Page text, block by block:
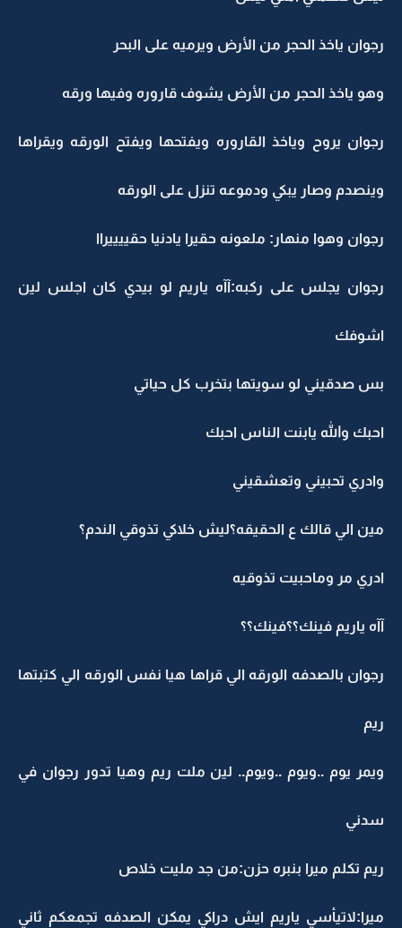
رجوان ياخذ الحجر من الأرض ويرميه على البحر
وهو ياخذ الحجر من الأرض يشوف قاروره وفيها ورقه
رجوان يروح وياخذ القاروره ويفتحها ويفتح الورقه ويقراها
وينصدم وصار يبكي ودموعه تنزل على الورقه
رجوان وهوا منهار: ملعونه حقيرا يادنيا حقييييراا
رجوان يجلس على ركبه:آآه ياريم لو بيدي كان اجلس لين
اشوفك
بس صدقيني لو سويتها بتخرب كل حياتي
احبك والله يابنت الناس احبك
وادري تحبيني وتعشقيني
مين الي قالك ع الحقيقه؟ليش خلاكي تذوقي الندم؟
ادري مر وماحبيت تذوقيه
آآه ياريم فينك؟؟فينك؟؟
رجوان بالصدفه الورقه الي قراها هيا نفس الورقه الي كتبتها
ريم
ويمر يوم ..ويوم ..ويوم.. لين ملت ريم وهيا تدور رجوان في
سدني
ريم تكلم ميرا بنبره حزن:من جد مليت خلاص
ميرا:لاتيأسي ياريم ايش دراكي يمكن الصدفه تجمعكم ثاني